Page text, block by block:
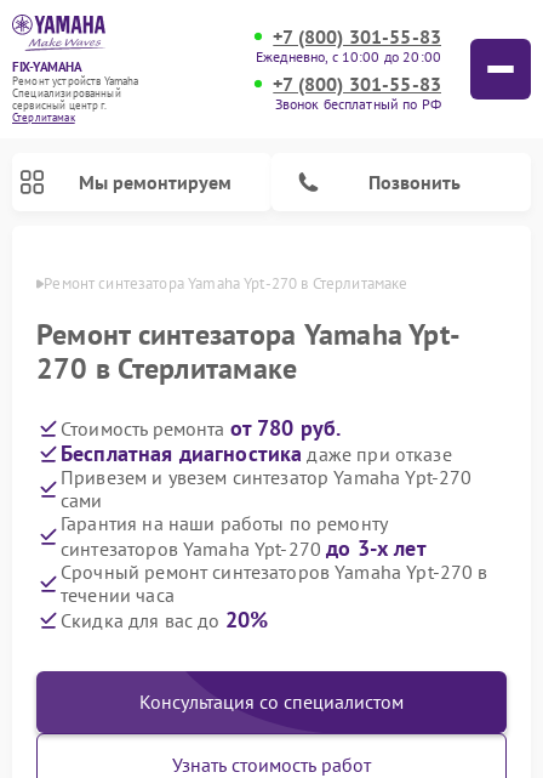
FIX-YAMAHA
Ремонт устройств Yamaha
Специализированный
cервисный центр г.
Стерлитамак
+7 (800) 301-55-83
Ежедневно, с 10:00 до 20:00
+7 (800) 301-55-83
Звонок бесплатный по РФ
Мы ремонтируем Позвонить
Ремонт синтезатора Yamaha Ypt-270 в Стерлитамаке
Ремонт синтезатора Yamaha Ypt-
270 в Стерлитамаке
Стоимость ремонта от 780 руб.
Бесплатная диагностика даже при отказе
Привезем и увезем синтезатор Yamaha Ypt-270
сами
Гарантия на наши работы по ремонту
синтезаторов Yamaha Ypt-270до 3-х лет
Срочный ремонт синтезаторов Yamaha Ypt-270 в
течении часа
Скидка для вас до 20%
Консультация со специалистом
Узнать стоимость работ